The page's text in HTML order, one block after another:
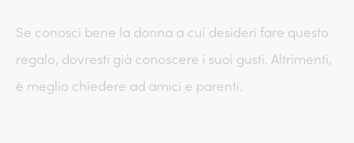
Se conosci bene la donna a cui desideri fare questo
regalo, dovresti già conoscere i suoi gusti. Altrimenti,
è meglio chiedere ad amici e parenti.